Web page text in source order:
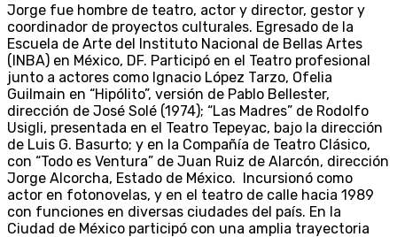
Jorge fue hombre de teatro, actor y director, gestor y
coordinador de proyectos culturales. Egresado de la
Escuela de Arte del Instituto Nacional de Bellas Artes
(INBA) en México, DF. Participó en el Teatro profesional
junto a actores como Ignacio López Tarzo, Ofelia
Guilmain en “Hipólito”, versión de Pablo Bellester,
dirección de José Solé (1974); “Las Madres” de Rodolfo
Usigli, presentada en el Teatro Tepeyac, bajo la dirección
de Luis G. Basurto; y en la Compañía de Teatro Clásico,
con “Todo es Ventura” de Juan Ruiz de Alarcón, dirección
Jorge Alcorcha, Estado de México. Incursionó como
actor en fotonovelas, y en el teatro de calle hacia 1989
con funciones en diversas ciudades del país. En la
Ciudad de México participó con una amplia trayectoria